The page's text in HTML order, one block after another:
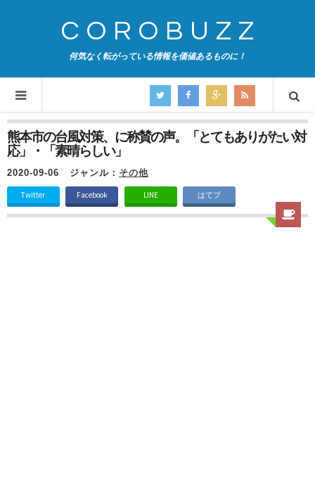
COROBUZZ
何気なく転がっている情報を価値あるものに！
熊本市の台風対策、に称賛の声。「とてもありがたい対
応」・「素晴らしい」
2020-09-06 ジャンル： その他
Twitter Facebook LINE はてブ